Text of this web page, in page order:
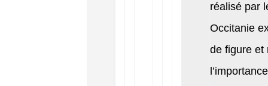
réalisé par
Occitanie
de figure et